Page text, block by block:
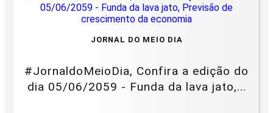
JORNAL DO MEIO DIA
#JornaldoMeioDia, Confira a edição do
dia 05/06/2059 - Funda da lava jato,...